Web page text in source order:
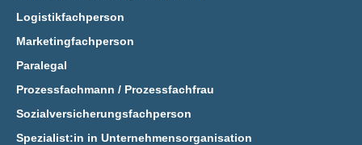
Logistikfachperson
Marketingfachperson
Paralegal
Prozessfachmann / Prozessfachfrau
Sozialversicherungsfachperson
Spezialist:in in Unternehmensorganisation